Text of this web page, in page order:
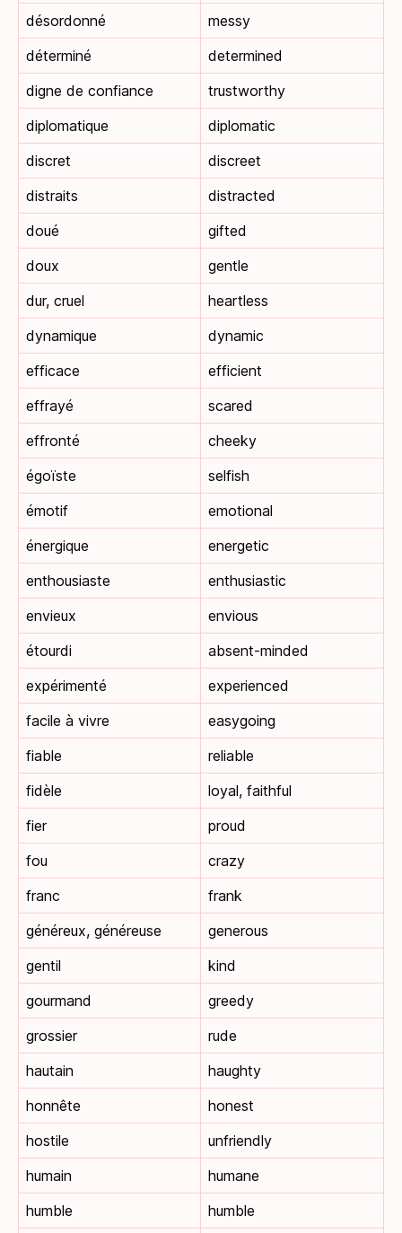
désordonné
messy
déterminé
determined
digne de confiance
trustworthy
diplomatique
diplomatic
discret
discreet
distraits
distracted
doué
gifted
doux
gentle
dur, cruel
heartless
dynamique
dynamic
efficace
efficient
effrayé
scared
effronté
cheeky
égoïste
selfish
émotif
emotional
énergique
energetic
enthousiaste
enthusiastic
envieux
envious
étourdi
absent-minded
expérimenté
experienced
facile à vivre
easygoing
fiable
reliable
fidèle
loyal, faithful
fier
proud
fou
crazy
franc
frank
généreux, généreuse
generous
gentil
kind
gourmand
greedy
grossier
rude
hautain
haughty
honnête
honest
hostile
unfriendly
humain
humane
humble
humble